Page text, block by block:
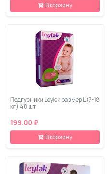
В корзину
Подгузники Leylеk размер L (7-18
кг) 48 шт
199.00 ₽
В корзину